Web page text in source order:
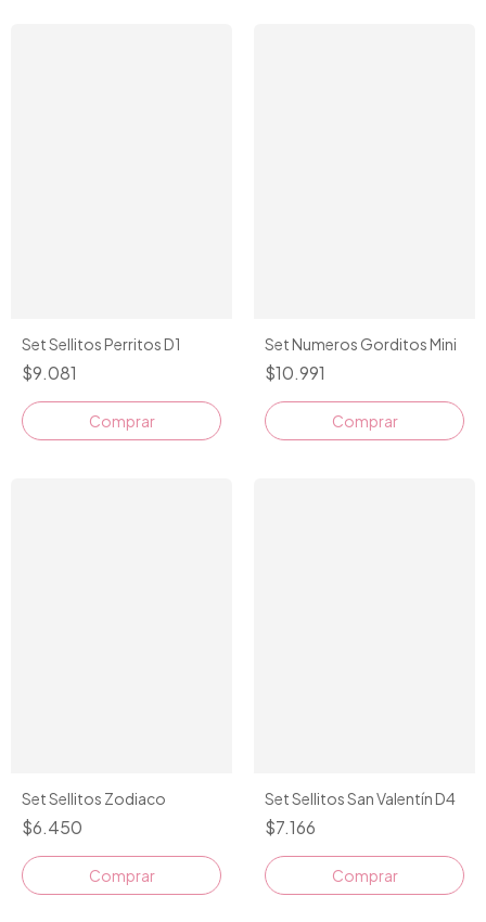
Set Sellitos Perritos D1
$9.081
Set Numeros Gorditos Mini
$10.991
Set Sellitos Zodiaco
$6.450
Comprar
Set Sellitos San Valentín D4
$7.166